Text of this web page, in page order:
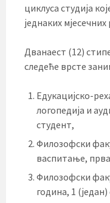
циклуса студија
једнаких
Дванаест (12)
следеће врсте
Едукацијско-
логопедија и
студент,
Филозофски
васпитање,
Филозофски
година, 1